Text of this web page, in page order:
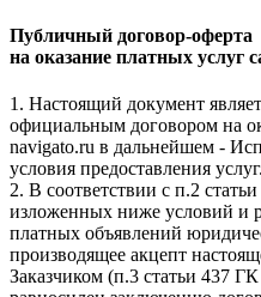
Публичный договор-оферта
на оказание платных услуг
1. Настоящий документ
официальным договором на
navigato.ru в дальнейшем -
условия предоставления услуг.
2. В соответствии с п.2
изложенных ниже условий и
платных объявлений
производящее акцепт
Заказчиком (п.3 статьи 437